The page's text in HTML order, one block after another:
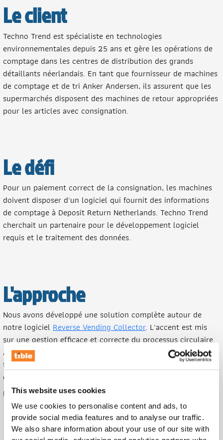
This website uses cookies
We use cookies to personalise content and ads, to
provide social media features and to analyse our traffic.
We also share information about your use of our site with
Le client
Techno Trend est spécialiste en technologies
environnementales depuis 25 ans et gère les opérations de
comptage dans les centres de distribution des grands
détaillants néerlandais. En tant que fournisseur de machines
de comptage et de tri Anker Andersen, ils assurent que les
supermarchés disposent des machines de retour appropriées
pour les articles avec consignation.
Le défi
Pour un paiement correct de la consignation, les machines
doivent disposer d'un logiciel qui fournit des informations
de comptage à Deposit Return Netherlands. Techno Trend
cherchait un partenaire pour le développement logiciel
requis et le traitement des données.
L'approche
Nous avons développé une solution complète autour de
notre logicielReverse Vending Collector. L'accent est mis
sur une gestion efficace et correcte du processus circulaire.
Au lieu d'entendre après coup que les données ont été
fournies incorrectement, tout problème peut maintenant
être résolu à l'avance. Nous avons réalisé cela en :
Nous avons réalisé cela en :
Configurant un appareil comme connecteur
connecté aux machines.
Une connexion OpenVPN sécurisée entre